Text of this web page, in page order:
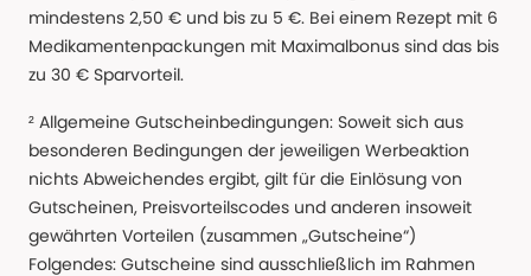
mindestens 2,50 € und bis zu 5 €. Bei einem Rezept mit 6
Medikamentenpackungen mit Maximalbonus sind das bis
zu 30 € Sparvorteil.
² Allgemeine Gutscheinbedingungen: Soweit sich aus
besonderen Bedingungen der jeweiligen Werbeaktion
nichts Abweichendes ergibt, gilt für die Einlösung von
Gutscheinen, Preisvorteilscodes und anderen insoweit
gewährten Vorteilen (zusammen „Gutscheine“)
Folgendes: Gutscheine sind ausschließlich im Rahmen